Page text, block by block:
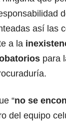
así las
a la
para
“no se
del equipo